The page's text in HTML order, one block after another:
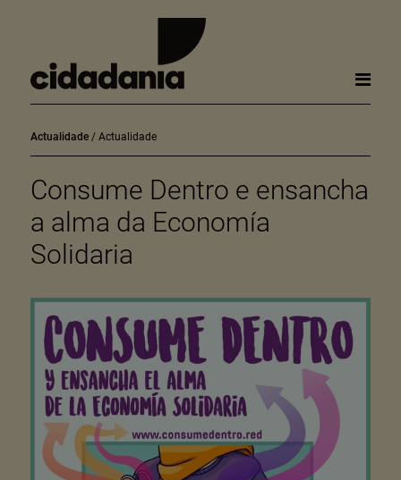
Actualidade Actualidade
Consume Dentro e ensancha
a alma da Economía
Solidaria